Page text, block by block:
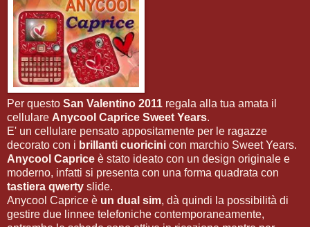
Per questo San Valentino 2011 regala alla tua amata il
cellulare Anycool Caprice Sweet Years.
E' un cellulare pensato appositamente per le ragazze
decorato con i brillanti cuoricini con marchio Sweet Years.
Anycool Caprice è stato ideato con un design originale e
moderno, infatti si presenta con una forma quadrata con
tastiera qwerty slide.
Anycool Caprice è un dual sim, dà quindi la possibilità di
gestire due linnee telefoniche contemporaneamente,